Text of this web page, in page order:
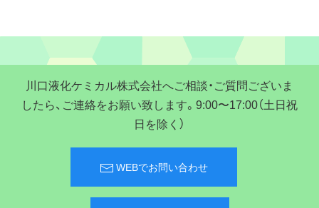
川口液化ケミカル株式会社へご相談・ご質問ございま
したら、ご連絡をお願い致します。9:00〜17:00（土日祝
日を除く）
WEBでお問い合わせ